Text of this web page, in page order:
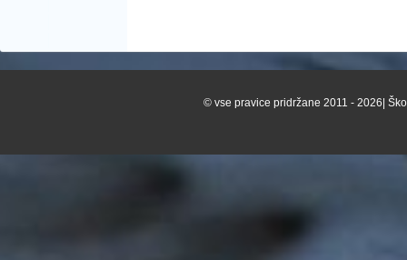
© vse pravice pridržane 2011 - 2026|